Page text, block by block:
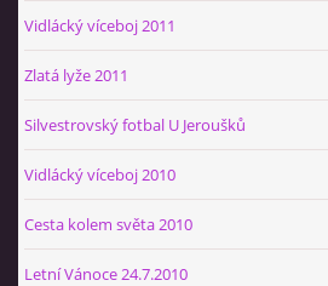
Vidlácký víceboj 2011
Zlatá lyže 2011
Silvestrovský fotbal U Jeroušků
Vidlácký víceboj 2010
Cesta kolem světa 2010
Letní Vánoce 24.7.2010